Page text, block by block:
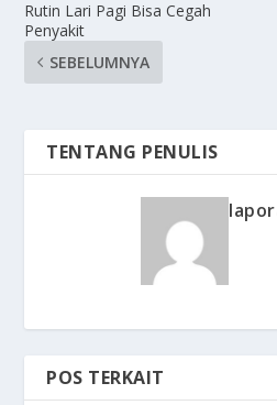
Rutin Lari Pagi Bisa Cegah
Penyakit
SEBELUMNYA
TENTANG PENULIS
POS TERKAIT